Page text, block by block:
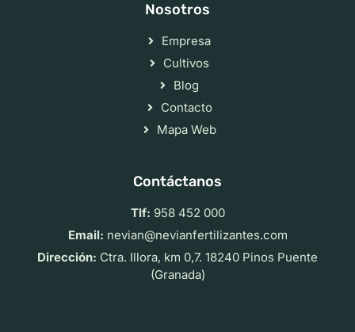
Nosotros
Empresa
Cultivos
Blog
Contacto
Mapa Web
Contáctanos
Tlf: 958 452 000
Email: nevian@nevianfertilizantes.com
Dirección: Ctra. Illora, km 0,7. 18240 Pinos Puente
(Granada)